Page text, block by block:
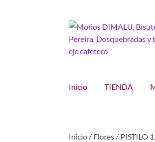
Ir
a
la
Ir
al
contenido
Inicio TIENDA
Inicio / Flores / PISTILO